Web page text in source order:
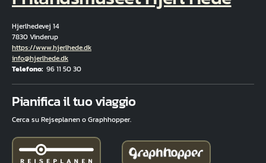
Hjerlhedevej 14
7830 Vinderup
Hjemmeside
https://www.hjerlhede.dk
E-mail
info@hjerlhede.dk
Telefono 96 11 50 30
Pianifica il tuo viaggio
Cerca su Rejseplanen o Graphhopper.